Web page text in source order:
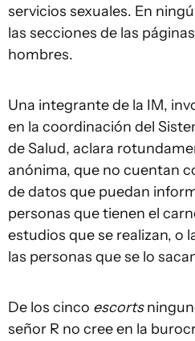
servicios sexuales. En
las secciones de las
hombres.
Una integrante de la IM,
en la coordinación del
de Salud, aclara
anónima, que no cuentan
de datos que puedan
personas que tienen el
estudios que se realizan, o
las personas que se lo
De los cinco escorts
señor R no cree en la